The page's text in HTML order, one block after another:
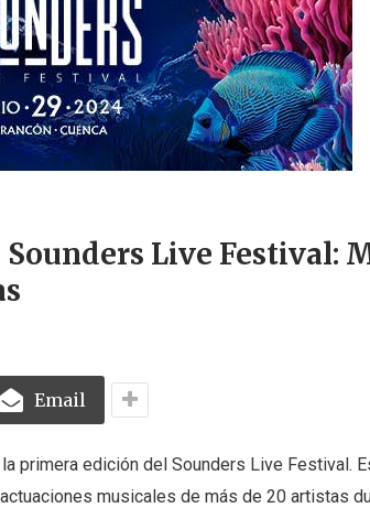
Live Festival:
Email
primera edición del Sounders Live Festival.
musicales de más de 20 artistas